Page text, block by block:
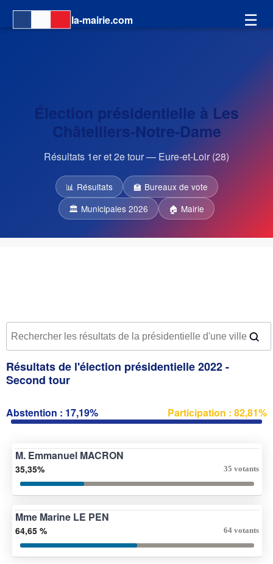
la-mairie.com ☰
Élection présidentielle à Les
Châtelliers-Notre-Dame
Résultats 1er et 2e tour — Eure-et-Loir (28)
📊 Résultats
🏫 Bureaux de vote
🏛 Municipales 2026
🏠 Mairie
Résultats de l'élection présidentielle 2022 -
Second tour
Abstention : 17,19% Participation : 82,81%
M. Emmanuel MACRON
35,35% 35 votants
Mme Marine LE PEN
64,65 % 64 votants